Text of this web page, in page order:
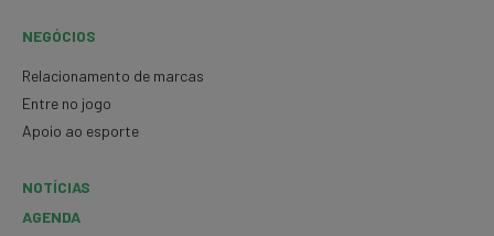
NEGÓCIOS
Relacionamento de marcas
Entre no jogo
Apoio ao esporte
NOTÍCIAS
AGENDA